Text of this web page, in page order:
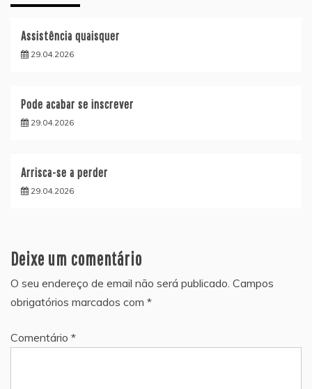
Assistência quaisquer
29.04.2026
Pode acabar se inscrever
29.04.2026
Arrisca-se a perder
29.04.2026
Deixe um comentário
O seu endereço de email não será publicado. Campos
obrigatórios marcados com *
Comentário *